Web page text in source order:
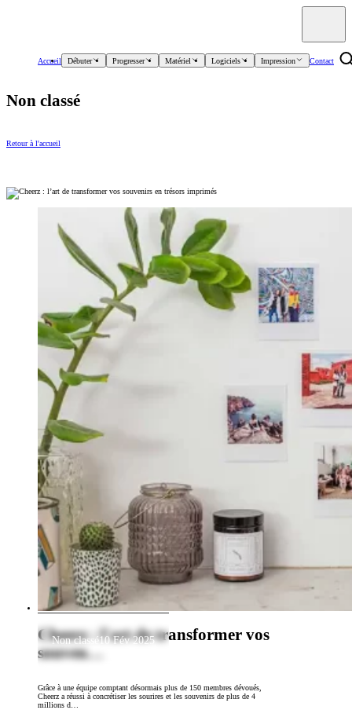
Accueil Débuter Progresser Matériel Logiciels Impression Contact
Non classé
Retour à l'accueil
Cheerz : l'art de transformer vos
souven…
Grâce à une équipe comptant désormais plus de 150 membres dévoués,
Cheerz a réussi à concrétiser les sourires et les souvenirs de plus de 4
millions d…
Non classé10 Fév 2025